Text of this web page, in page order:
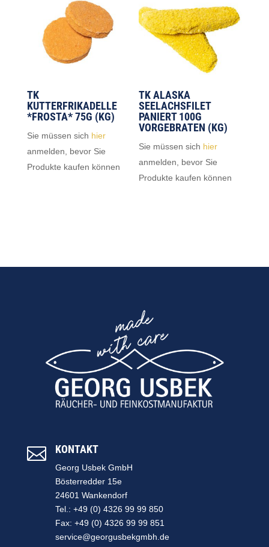
TK
KUTTERFRIKADELLE
*FROSTA* 75G (KG)
Sie müssen sich hier
anmelden, bevor Sie
Produkte kaufen können
TK ALASKA
SEELACHSFILET
PANIERT 100G
VORGEBRATEN (KG)
Sie müssen sich hier
anmelden, bevor Sie
Produkte kaufen können
 KONTAKT
Georg Usbek GmbH
Bösterredder 15e
24601 Wankendorf
Tel.: +49 (0) 4326 99 99 850
Fax: +49 (0) 4326 99 99 851
service@georgusbekgmbh.de